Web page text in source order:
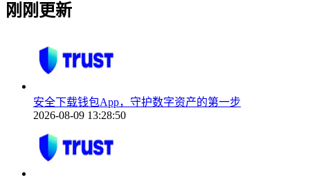
刚刚更新
安全下载钱包App，守护数字资产的第一步
2026-08-09 13:28:50